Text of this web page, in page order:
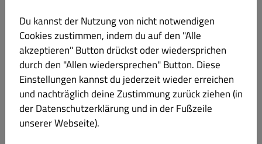
BIER
DIGESTIF | SPIRITS
ALKOHOLFREIE GETRÄNKE
Du kannst der Nutzung von nicht notwendigen
Cookies zustimmen, indem du auf den "Alle
akzeptieren" Button drückst oder wiedersprichen
durch den "Allen wiedersprechen" Button. Diese
Einstellungen kannst du jederzeit wieder erreichen
und nachträglich deine Zustimmung zurück ziehen (in
der Datenschutzerklärung und in der Fußzeile
unserer Webseite).